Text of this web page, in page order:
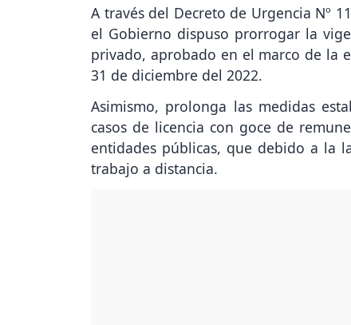
A través del Decreto de Urgencia Nº
el Gobierno dispuso prorrogar la
privado, aprobado en el marco de la
31 de diciembre del 2022.
Asimismo, prolonga las medidas
casos de licencia con goce de
entidades públicas, que debido a la
trabajo a distancia.